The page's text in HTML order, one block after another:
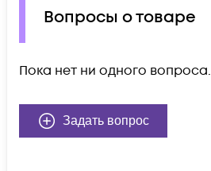
Вопросы о товаре
Пока нет ни одного вопроса.
Задать вопрос